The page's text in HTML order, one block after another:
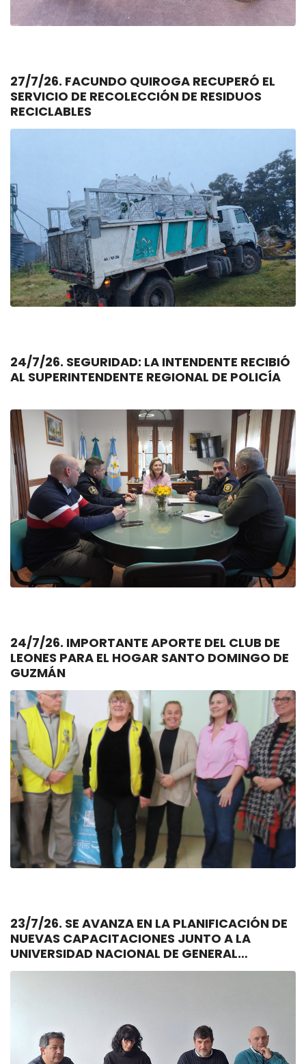
27/7/26. FACUNDO QUIROGA RECUPERÓ EL
SERVICIO DE RECOLECCIÓN DE RESIDUOS
RECICLABLES
24/7/26. SEGURIDAD: LA INTENDENTE RECIBIÓ
AL SUPERINTENDENTE REGIONAL DE POLICÍA
24/7/26. IMPORTANTE APORTE DEL CLUB DE
LEONES PARA EL HOGAR SANTO DOMINGO DE
GUZMÁN
23/7/26. SE AVANZA EN LA PLANIFICACIÓN DE
NUEVAS CAPACITACIONES JUNTO A LA
UNIVERSIDAD NACIONAL DE GENERAL
SARMIENTO